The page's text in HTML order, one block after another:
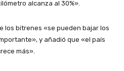
alcanza al 30%».
los bitrenes «se pueden bajar los
y añadió que «el país
más».